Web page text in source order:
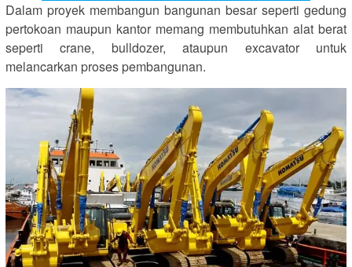
Dalam proyek membangun bangunan besar seperti gedung
pertokoan maupun kantor memang membutuhkan alat berat
seperti crane, bulldozer, ataupun excavator untuk
melancarkan proses pembangunan.